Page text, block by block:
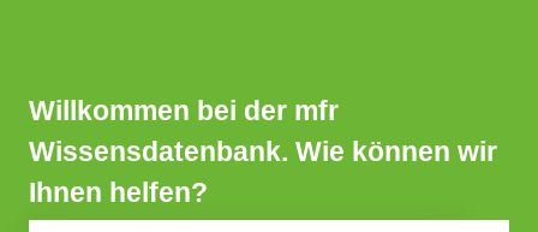
Willkommen bei der mfr
Wissensdatenbank. Wie können wir
Ihnen helfen?